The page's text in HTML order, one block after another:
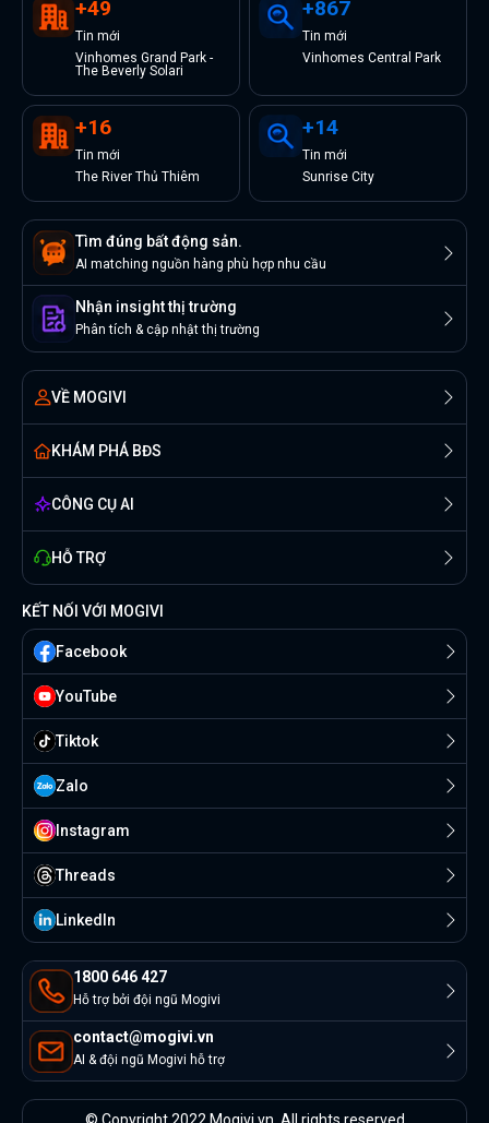
+49
Tin mới
Vinhomes Grand Park -
The Beverly Solari
+867
Tin mới
Vinhomes Central Park
+16
Tin mới
The River Thủ Thiêm
+14
Tin mới
Sunrise City
Tìm đúng bất động sản.
AI matching nguồn hàng phù hợp nhu cầu
Nhận insight thị trường
Phân tích & cập nhật thị trường
VỀ MOGIVI
KHÁM PHÁ BĐS
CÔNG CỤ AI
HỖ TRỢ
1800 646 427
Hỗ trợ bởi đội ngũ Mogivi
contact@mogivi.vn
AI & đội ngũ Mogivi hỗ trợ
KẾT NỐI VỚI MOGIVI
Facebook
YouTube
Tiktok
Zalo
Instagram
Threads
Linkedln